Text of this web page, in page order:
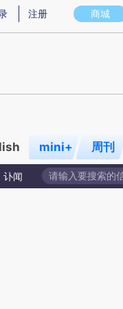
意图存在偏差。不代表财新
商城
注册
mini+ 周刊
讣闻